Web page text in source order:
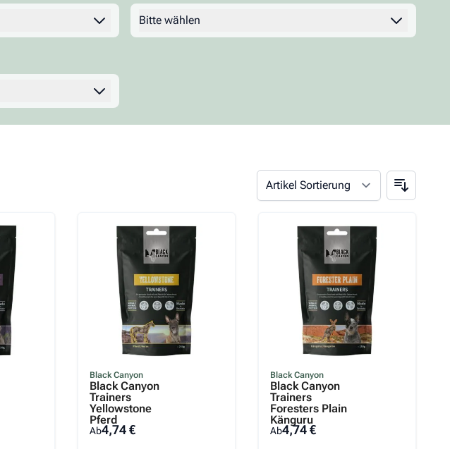
Pauls Beute
Bitte wählenFilter
Black Canyon
Black Canyon
Trainers
Yellowstone
Pferd
Ab4,74 €
Black Canyon
Black Canyon
Trainers
Foresters Plain
Känguru
Ab4,74 €